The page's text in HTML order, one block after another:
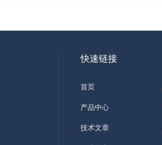
快速链接
首页
产品中心
技术文章